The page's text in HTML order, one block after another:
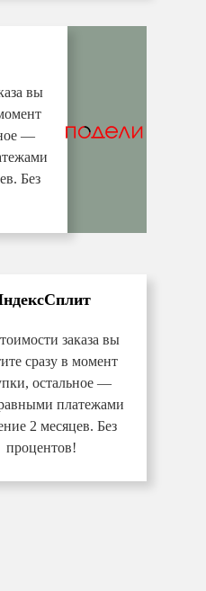
вы
—
Без
заказа вы
сразу в момент
остальное —
платежами
2 месяцев. Без
процентов!